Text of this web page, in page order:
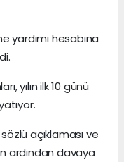
yardımı hesabına
yılın ilk 10 günü
açıklaması ve
ardından davaya